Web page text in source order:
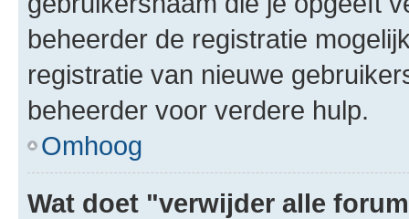
beheerder de registratie
registratie van nieuwe
beheerder voor verdere hulp.
Omhoog
Wat doet "verwijder alle